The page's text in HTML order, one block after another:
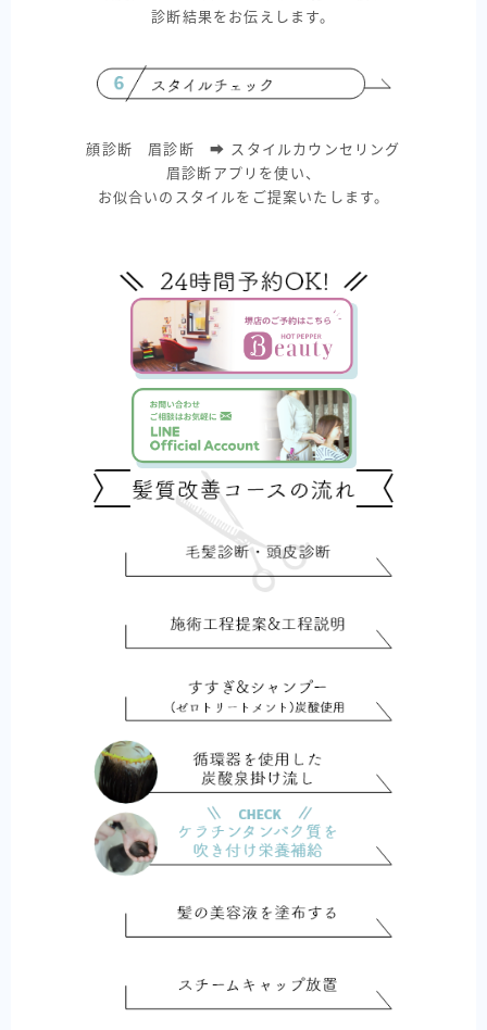
診断結果をお伝えします。
顔診断 眉診断 ➡︎ スタイルカウンセリング
眉診断アプリを使い、
お似合いのスタイルをご提案いたします。